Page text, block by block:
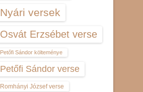
Nyári versek
Osvát Erzsébet verse
Petőfi Sándor költeménye
Petőfi Sándor verse
Romhányi József verse